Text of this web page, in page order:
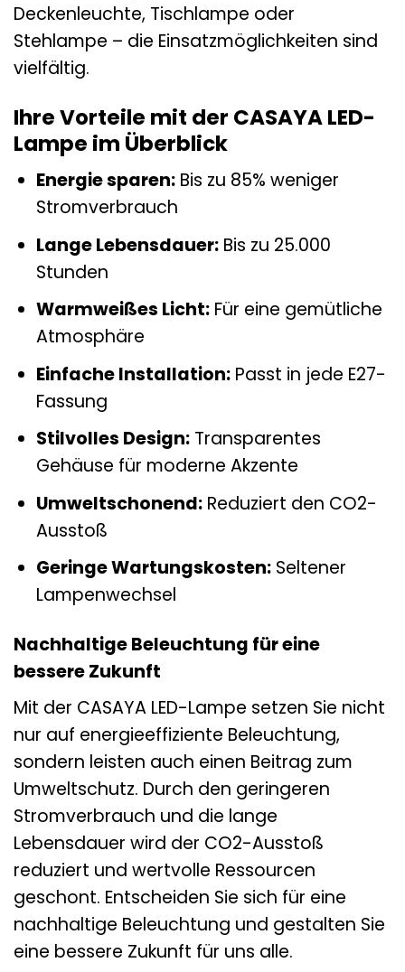
Deckenleuchte, Tischlampe oder
Stehlampe – die Einsatzmöglichkeiten sind
vielfältig.
Ihre Vorteile mit der CASAYA LED-
Lampe im Überblick
Energie sparen:Bis zu 85% weniger
Stromverbrauch
Lange Lebensdauer:Bis zu 25.000
Stunden
Warmweißes Licht:Für eine gemütliche
Atmosphäre
Einfache Installation:Passt in jede E27-
Fassung
Stilvolles Design:Transparentes
Gehäuse für moderne Akzente
Umweltschonend:Reduziert den CO2-
Ausstoß
Geringe Wartungskosten:Seltener
Lampenwechsel
Nachhaltige Beleuchtung für eine
bessere Zukunft
Mit der CASAYA LED-Lampe setzen Sie nicht
nur auf energieeffiziente Beleuchtung,
sondern leisten auch einen Beitrag zum
Umweltschutz. Durch den geringeren
Stromverbrauch und die lange
Lebensdauer wird der CO2-Ausstoß
reduziert und wertvolle Ressourcen
geschont. Entscheiden Sie sich für eine
nachhaltige Beleuchtung und gestalten Sie
eine bessere Zukunft für uns alle.